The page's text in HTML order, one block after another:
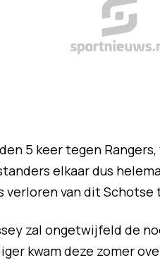
5 keer tegen
elkaar dus
verloren van dit Schotse
zal ongetwijfeld de
kwam deze zomer